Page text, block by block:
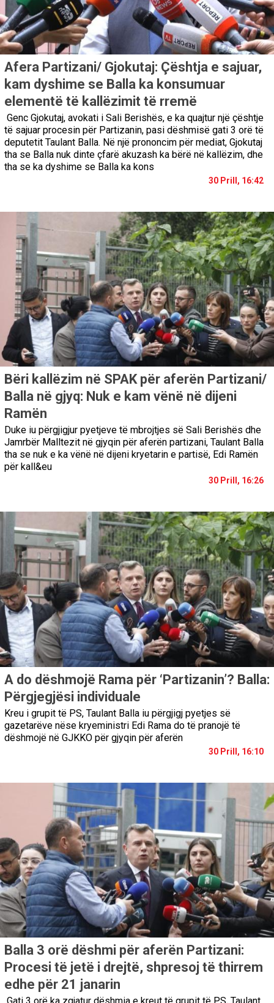
Afera Partizani/ Gjokutaj: Çështja e sajuar,
kam dyshime se Balla ka konsumuar
elementë të kallëzimit të rremë
Genc Gjokutaj, avokati i Sali Berishës, e ka quajtur një çështje
të sajuar procesin për Partizanin, pasi dëshmisë gati 3 orë të
deputetit Taulant Balla. Në një prononcim për mediat, Gjokutaj
tha se Balla nuk dinte çfarë akuzash ka bërë në kallëzim, dhe
tha se ka dyshime se Balla ka kons
30 Prill, 16:42
Bëri kallëzim në SPAK për aferën Partizani/
Balla në gjyq: Nuk e kam vënë në dijeni
Ramën
Duke iu përgjigjur pyetjeve të mbrojtjes së Sali Berishës dhe
Jamrbër Malltezit në gjyqin për aferën partizani, Taulant Balla
tha se nuk e ka vënë në dijeni kryetarin e partisë, Edi Ramën
për kall&eu
30 Prill, 16:26
A do dëshmojë Rama për ‘Partizanin’? Balla:
Përgjegjësi individuale
Kreu i grupit të PS, Taulant Balla iu përgjigj pyetjes së
gazetarëve nëse kryeministri Edi Rama do të pranojë të
dëshmojë në GJKKO për gjyqin për aferën
30 Prill, 16:10
Balla 3 orë dëshmi për aferën Partizani:
Procesi të jetë i drejtë, shpresoj të thirrem
edhe për 21 janarin